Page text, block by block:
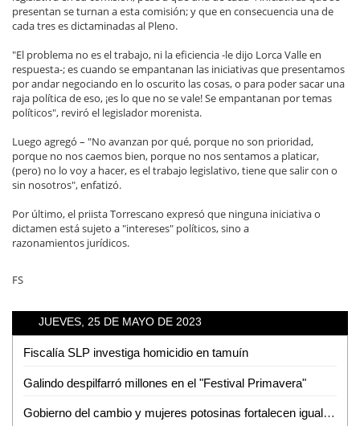
presentan se turnan a esta comisión; y que en consecuencia una de
cada tres es dictaminadas al Pleno.
"El problema no es el trabajo, ni la eficiencia -le dijo Lorca Valle en
respuesta-; es cuando se empantanan las iniciativas que presentamos
por andar negociando en lo oscurito las cosas, o para poder sacar una
raja política de eso, ¡es lo que no se vale! Se empantanan por temas
políticos", reviró el legislador morenista.
Luego agregó – "No avanzan por qué, porque no son prioridad,
porque no nos caemos bien, porque no nos sentamos a platicar,
(pero) no lo voy a hacer, es el trabajo legislativo, tiene que salir con o
sin nosotros", enfatizó.
Por último, el priista Torrescano expresó que ninguna iniciativa o
dictamen está sujeto a "intereses" políticos, sino a
razonamientos jurídicos.
FS
JUEVES, 25 DE MAYO DE 2023
Fiscalía SLP investiga homicidio en tamuín
Galindo despilfarró millones en el "Festival Primavera"
Gobierno del cambio y mujeres potosinas fortalecen igualdad